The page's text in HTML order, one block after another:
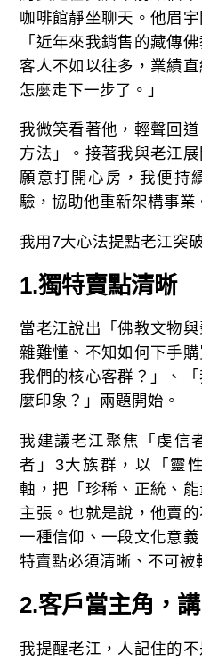
咖啡館靜坐聊天。他眉
「近年來我銷售的藏傳
客人不如以往多，業績
怎麼走下一步了。」
我微笑看著他，輕聲回
方法」。接著我與老江
願意打開心房，我便持
驗，協助他重新架構事業
我用7大心法提點老江突
1.獨特賣點清晰
當老江說出「佛教文物
雜難懂、不知如何下手
我們的核心客群？」、
麼印象？」兩題開始。
我建議老江聚焦「虔信
者」3大族群，以「靈
軸，把「珍稀、正統、
主張。也就是說，他賣
一種信仰、一段文化意
特賣點必須清晰、不可被
2.客戶當主角，
我提醒老江，人記住的